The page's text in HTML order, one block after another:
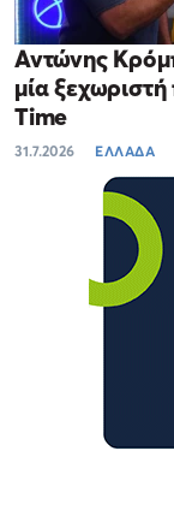
Αντώνης
μία
Time
31.7.2026 ΕΛΛΑΔΑ